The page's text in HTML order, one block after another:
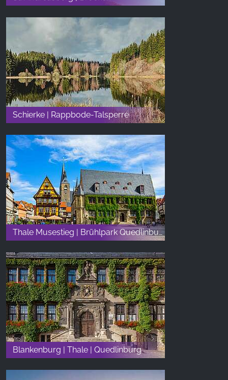
Schierke | Rappbode-Talsperre
Thale Musestieg | Brühlpark Quedlinburg
Blankenburg | Thale | Quedlinburg